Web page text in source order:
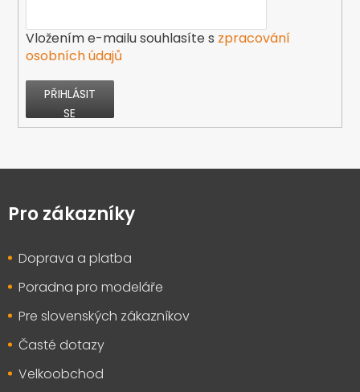
Vložením e-mailu souhlasíte s zpracování
osobních údajů
PŘIHLÁSIT
SE
pPro zákazníky
Doprava a platba
Poradna pro modeláře
Pre slovenských zákazníkov
Časté dotazy
Velkoobchod